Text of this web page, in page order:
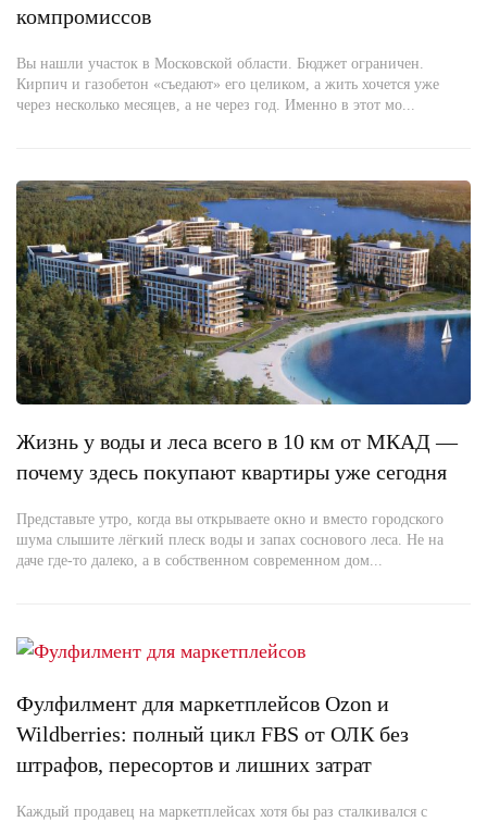
компромиссов
Вы нашли участок в Московской области. Бюджет ограничен.
Кирпич и газобетон «съедают» его целиком, а жить хочется уже
через несколько месяцев, а не через год. Именно в этот мо...
Жизнь у воды и леса всего в 10 км от МКАД —
почему здесь покупают квартиры уже сегодня
Представьте утро, когда вы открываете окно и вместо городского
шума слышите лёгкий плеск воды и запах соснового леса. Не на
даче где-то далеко, а в собственном современном дом...
Фулфилмент для маркетплейсов Ozon и
Wildberries: полный цикл FBS от ОЛК без
штрафов, пересортов и лишних затрат
Каждый продавец на маркетплейсах хотя бы раз сталкивался с